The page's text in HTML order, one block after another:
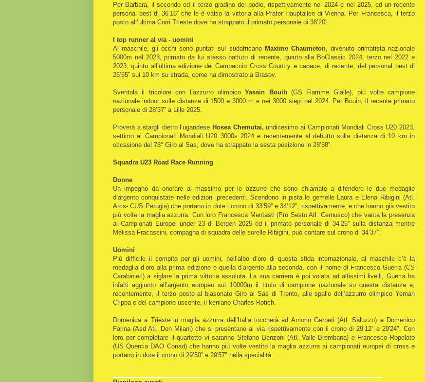
Per Barbara, il secondo ed il terzo gradino del podio, rispettivamente nel 2024 e nel 2025, ed un recente
personal best di 36’16” che le è valso la vittoria alla Prater Hauptallee di Vienna. Per Francesca, il terzo
posto all’ultima Corri Trieste dove ha strappato il primato personale di 36’20”.
I top runner al via - uomini
Al maschile, gli occhi sono puntati sul sudafricano Maxime Chaumeton, divenuto primatista nazionale
5000m nel 2023, primato da lui stesso battuto di recente, quarto alla BoClassic 2024, terzo nel 2022 e
2023, quinto all’ultima edizione del Campaccio Cross Country e capace, di recente, del personal best di
26’55” sui 10 km su strada, come ha dimostrato a Brasov.
Sventola il tricolore con l’azzurro olimpicoYassin Bouih(GS Fiamme Gialle), più volte campione
nazionale indoor sulle distanze di 1500 e 3000 m e nei 3000 siepi nel 2024. Per Bouih, il recente primato
personale di 28’37” a Lille 2025.
Proverà a stargli dietro l’ugandese Hosea Chemutai, undicesimo ai Campionati Mondiali Cross U20 2023,
settimo ai Campionati Mondiali U20 3000s 2024 e recentemente al debutto sulla distanza di 10 km in
occasione del 78° Giro al Sas, dove ha strappato la sesta posizione in 28’58”.
Squadra U23 Road Race Running
Donne
Un impegno da onorare al massimo per le azzurre che sono chiamate a difendere le due medaglie
d’argento conquistate nelle edizioni precedenti. Scendono in pista le gemelle Laura e Elena Ribigini (Atl.
Arcs- CUS Perugia) che portano in dote i crono di 33’59” e 34’12”, rispettivamente, e che hanno già vestito
più volte la maglia azzurra. Con loro Francesca Mentasti (Pro Sesto Atl. Cernusco) che vanta la presenza
ai Campionati Europei under 23 di Bergen 2025 ed il primato personale di 34’25” sulla distanza mentre
Melissa Fracassini, compagna di squadra delle sorelle Ribigini, può contare sul crono di 34’37”.
Uomini
Più difficile il compito per gli uomini, nell’albo d’oro di questa sfida internazionale, al maschile c’è la
medaglia d’oro alla prima edizione e quella d’argento alla seconda, con il nome di Francesco Guerra (CS
Carabinieri) a siglare la prima vittoria assoluta. La sua carriera è poi volata ad altissimi livelli, Guerra ha
infatti aggiunto all’argento europeo sui 10000m il titolo di campione nazionale su questa distanza e,
recentemente, il terzo posto al blasonato Giro al Sas di Trento, alle spalle dell’azzurro olimpico Yeman
Crippa e del campione uscente, il keniano Charles Rotich.
Domenica a Trieste in maglia azzurra dell'Italia toccherà ad Amorin Gerbeti (Atl. Saluzzo) e Domenico
Farina (Asd Atl. Don Milani) che si presentano al via rispettivamente con il crono di 29’12” e 29'24". Con
loro per completare il quartetto vi saranno Stefano Benzoni (Atl. Valle Brembana) e Francesco Ropelato
(US Quercia DAO Conad) che hanno più volte vestito la maglia azzurra ai campionati europei di cross e
portano in dote il crono di 29’50” e 29'57" nella specialità.